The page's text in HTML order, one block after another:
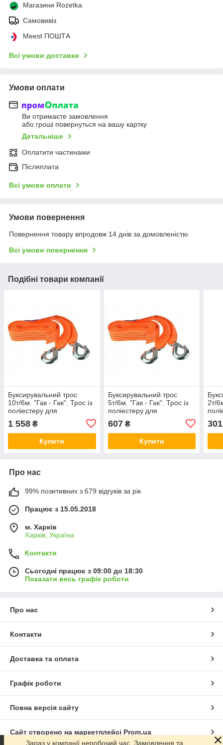
Магазини Rozetka
Самовивіз
Meest ПОШТА
Всі умови доставки
Умови оплати
Ви отримаєте замовлення
або гроші повернуться на вашу картку
Детальніше
Оплатити частинами
Післяплата
Всі умови оплати
Умови повернення
Повернення товару впродовж 14 днів за домовленістю
Всі умови повернення
Подібні товари компанії
Буксирувальний трос
10т/6м. "Гак - Гак". Трос із
поліестеру для
автомобіля.
1 558 ₴
Купити
Буксирувальний трос
5т/6м. "Гак - Гак". Трос із
поліестеру для
автомобіля.
607₴
Купити
2т/
301
Про нас
99% позитивних з 679 відгуків за рік
Працює з 15.05.2018
м. Харків
Харків, Україна
Контакти
Сьогодні працює з 09:00 до 18:30
Показати весь графік роботи
Про нас
Контакти
Доставка та оплата
Графік роботи
Повна версія сайту
Сайт створено на маркетплейсі Prom.ua
Зараз у компанії неробочий час. Замовлення та